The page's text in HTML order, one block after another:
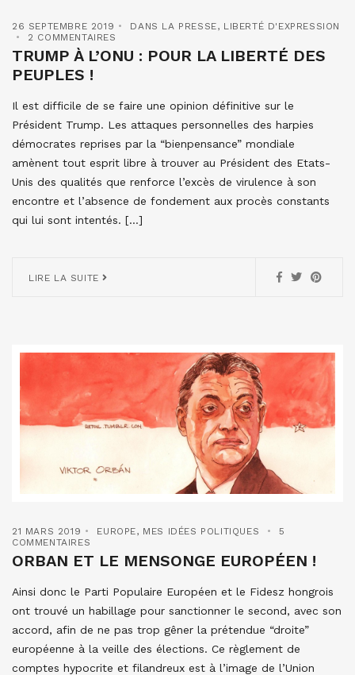
26 SEPTEMBRE 2019 DANS LA PRESSE, LIBERTÉ D'EXPRESSION
2 COMMENTAIRES
TRUMP À L’ONU : POUR LA LIBERTÉ DES
PEUPLES !
Il est difficile de se faire une opinion définitive sur le
Président Trump. Les attaques personnelles des harpies
démocrates reprises par la “bienpensance” mondiale
amènent tout esprit libre à trouver au Président des Etats-
Unis des qualités que renforce l’excès de virulence à son
encontre et l’absence de fondement aux procès constants
qui lui sont intentés. […]
LIRE LA SUITE
21 MARS 2019 EUROPE, MES IDÉES POLITIQUES
5
COMMENTAIRES
ORBAN ET LE MENSONGE EUROPÉEN !
Ainsi donc le Parti Populaire Européen et le Fidesz hongrois
ont trouvé un habillage pour sanctionner le second, avec son
accord, afin de ne pas trop gêner la prétendue “droite”
européenne à la veille des élections. Ce règlement de
comptes hypocrite et filandreux est à l’image de l’Union